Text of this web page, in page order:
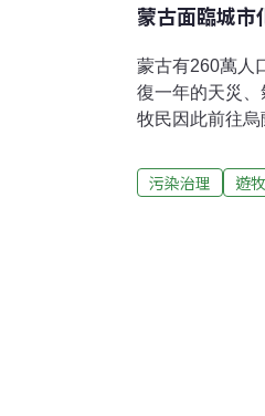
蒙古面臨城市
蒙古有260萬人
復一年的天災
牧民因此前往烏蘭巴托市居住。 這龐
貧窮化、垃圾量
提出並執行無煙
news有一篇報
BAYANGOL區
住戶的1%都不
措施的話，真
污染治理 遊